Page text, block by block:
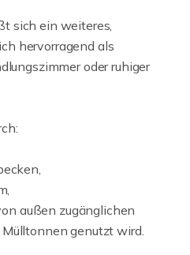
sich ein weiteres,
hervorragend als
oder ruhiger
außen zugänglichen
genutzt wird.